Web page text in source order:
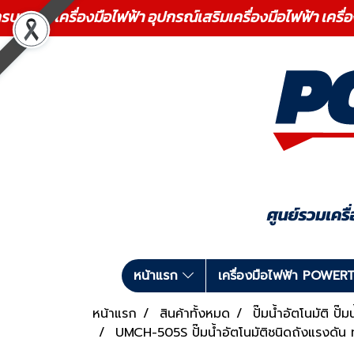
บวงจร เครื่องมือไฟฟ้า อุปกรณ์เสริมเครื่องมือไฟฟ้า เ
หน้าแรก
เครื่องมือไฟฟ้า
หน้าแรก
สินค้าทั้งหมด
ปั๊มน้ำอัตโนมัติ ปั๊ม
UMCH-505S ปั๊มน้ำอัตโนมัติชนิดถังแรงดั